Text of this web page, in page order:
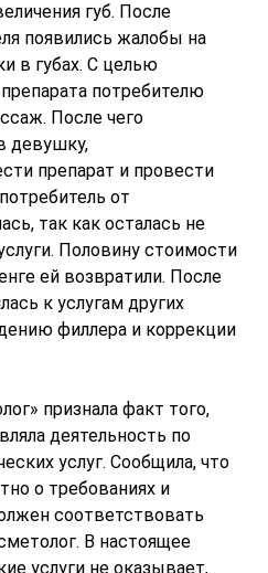
губ. После
появились жалобы на
в губах. С целью
потребителю
После чего
девушку,
препарат и провести
от
так как осталась не
Половину стоимости
ей возвратили. После
к услугам других
филлера и коррекции
признала факт того,
деятельность по
услуг. Сообщила, что
о требованиях и
соответствовать
В настоящее
услуги не оказывает,